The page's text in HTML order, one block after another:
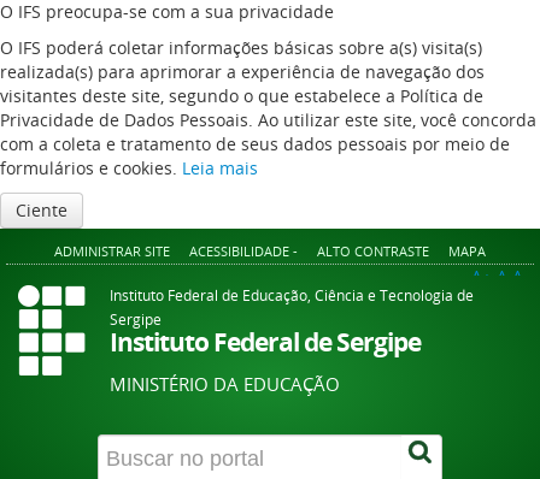
O IFS preocupa-se com a sua privacidade
O IFS poderá coletar informações básicas sobre a(s) visita(s)
realizada(s) para aprimorar a experiência de navegação dos
visitantes deste site, segundo o que estabelece a Política de
Privacidade de Dados Pessoais. Ao utilizar este site, você concorda
com a coleta e tratamento de seus dados pessoais por meio de
formulários e cookies. Leia mais
Ciente
ADMINISTRAR SITE ACESSIBILIDADE - ALTO CONTRASTE MAPA
A+ A A-
Instituto Federal de Educação, Ciência e Tecnologia de
Sergipe
Instituto Federal de Sergipe
MINISTÉRIO DA EDUCAÇÃO